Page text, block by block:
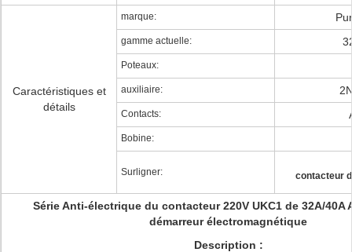
Caractéristiques et
détails
marque:
gamme actuelle:
Poteaux:
auxiliaire:
Contacts:
Bobine:
Surligner: contacteur
Série Anti-électrique du contacteur 220V UKC1 de 32A/40A
démarreur électromagnétique
Description :